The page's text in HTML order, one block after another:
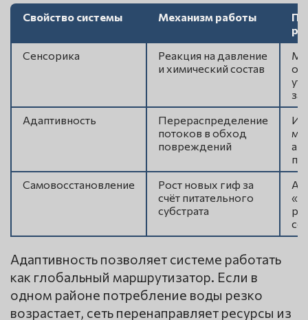
Свойство системы Механизм работы
Сенсорика
Реакция на давление
и химический состав
Адаптивность
Перераспределение
потоков в обход
повреждений
Самовосстановление
Рост новых гиф за
счёт питательного
субстрата
Адаптивность позволяет системе работать
как глобальный маршрутизатор. Если в
одном районе потребление воды резко
возрастает, сеть перенаправляет ресурсы из